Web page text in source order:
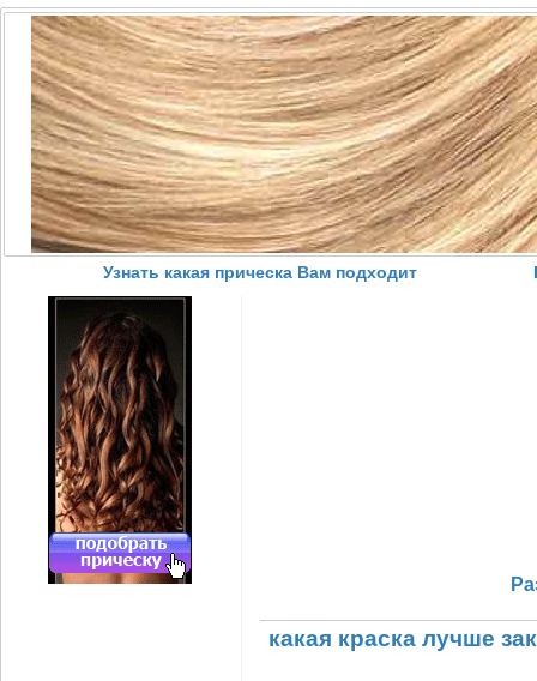
Узнать какая прическа Вам подходит
какая краска лучше